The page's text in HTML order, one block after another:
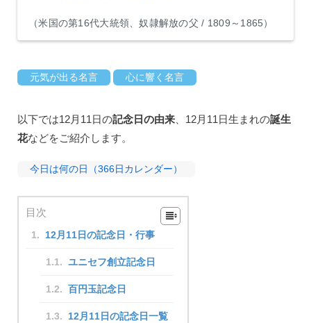
（米国の第16代大統領、奴隷解放の父 / 1809～1865）
元気が出る名言 心に響く名言
以下では12月11日の記念日の由来 、12月11日生まれの誕生
花などをご紹介します。
今日は何の日（366日カレンダー）
目次
12月11日の記念日・行事
ユニセフ創立記念日
百円玉記念日
12月11日の記念日一覧